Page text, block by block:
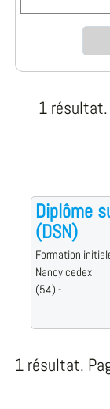
1 résultat.
Diplôme
(DSN)
Formation
Nancy cedex
(54) -
1 résultat.